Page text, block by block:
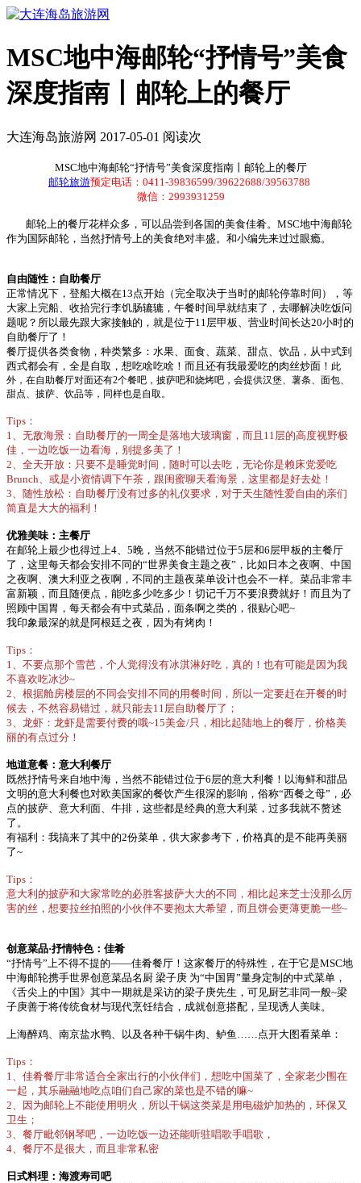
MSC地中海邮轮“抒情号”美食
深度指南丨邮轮上的餐厅
大连海岛旅游网 2017-05-01 阅读次
MSC地中海邮轮“抒情号”美食深度指南丨邮轮上的餐厅
邮轮旅游预定电话：0411-39836599/39622688/39563788
微信：2993931259
邮轮上的餐厅花样众多，可以品尝到各国的美食佳肴。MSC地中海邮轮
作为国际邮轮，当然抒情号上的美食绝对丰盛。和小编先来过过眼瘾。
自由随性：自助餐厅
正常情况下，登船大概在13点开始（完全取决于当时的邮轮停靠时间），等
大家上完船、收拾完行李饥肠辘辘，午餐时间早就结束了，去哪解决吃饭问
题呢？所以最先跟大家接触的，就是位于11层甲板、营业时间长达20小时的
自助餐厅了！
餐厅提供各类食物，种类繁多：水果、面食、蔬菜、甜点、饮品，从中式到
西式都会有，全是自取，想吃啥吃啥！而且还有我最爱吃的肉丝炒面！ 此
外，在自助餐厅对面还有2个餐吧，披萨吧和烧烤吧，会提供汉堡、薯条、面包、
甜点、披萨、饮品等，同样也是自取。
Tips：
1、无敌海景：自助餐厅的一周全是落地大玻璃窗，而且11层的高度视野极
佳，一边吃饭一边看海，别提多美了！
2、全天开放：只要不是睡觉时间，随时可以去吃，无论你是赖床党爱吃
Brunch、或是小资情调下午茶，跟闺蜜聊天看海景，这里都是好去处！
3、随性放松：自助餐厅没有过多的礼仪要求，对于天生随性爱自由的亲们
简直是大大的福利！
优雅美味：主餐厅
在邮轮上最少也得过上4、5晚，当然不能错过位于5层和6层甲板的主餐厅
了，这里每天都会安排不同的“世界美食主题之夜”，比如日本之夜啊、中国
之夜啊、澳大利亚之夜啊，不同的主题夜菜单设计也会不一样。菜品非常丰
富新颖，而且随便点，能吃多少吃多少！切记千万不要浪费就好！而且为了
照顾中国胃，每天都会有中式菜品，面条啊之类的，很贴心吧~
我印象最深的就是阿根廷之夜，因为有烤肉！
Tips：
1、不要点那个雪芭，个人觉得没有冰淇淋好吃，真的！也有可能是因为我
不喜欢吃冰沙~
2、根据舱房楼层的不同会安排不同的用餐时间，所以一定要赶在开餐的时
候去，不然容易错过，就只能去11层自助餐厅了；
3、龙虾：龙虾是需要付费的哦~15美金/只，相比起陆地上的餐厅，价格美
丽的有点过分！
地道意餐：意大利餐厅
既然抒情号来自地中海，当然不能错过位于6层的意大利餐！以海鲜和甜品
文明的意大利餐也对欧美国家的餐饮产生很深的影响，俗称“西餐之母”，必
点的披萨、意大利面、牛排，这些都是经典的意大利菜，过多我就不赘述
了。
有福利：我搞来了其中的2份菜单，供大家参考下，价格真的是不能再美丽
了~
Tips：
意大利的披萨和大家常吃的必胜客披萨大大的不同，相比起来芝士没那么厉
害的丝，想要拉丝拍照的小伙伴不要抱太大希望，而且饼会更薄更脆一些~
创意菜品·抒情特色：佳肴
“抒情号”上不得不提的——佳肴餐厅！这家餐厅的特殊性，在于它是MSC地
中海邮轮携手世界创意菜品名厨 梁子庚 为“中国胃”量身定制的中式菜单，
《舌尖上的中国》其中一期就是采访的梁子庚先生，可见厨艺非同一般~梁
子庚善于将传统食材与现代烹饪结合，成就创意搭配，呈现诱人美味。
上海醉鸡、南京盐水鸭、以及各种干锅牛肉、鲈鱼……点开大图看菜单：
Tips：
1、佳肴餐厅非常适合全家出行的小伙伴们，想吃中国菜了，全家老少围在
一起，其乐融融地吃点咱们自己家的菜也是不错的嘛~
2、因为邮轮上不能使用明火，所以干锅这类菜是用电磁炉加热的，环保又
卫生；
3、餐厅毗邻钢琴吧，一边吃饭一边还能听驻唱歌手唱歌，
4、餐厅不是很大，而且非常私密
日式料理：海渡寿司吧